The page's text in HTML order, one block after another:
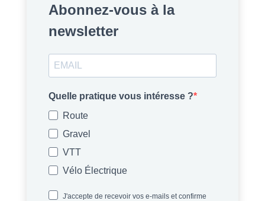
Abonnez-vous à la
newsletter
Quelle pratique vous intéresse ?
Route
Gravel
VTT
Vélo Électrique
J'accepte de recevoir vos e-mails et confirme